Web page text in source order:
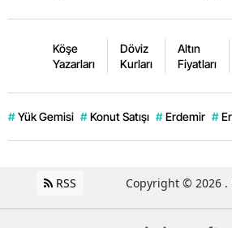
Köşe
Yazarları
Döviz
Kurları
Altın
Fiyatları
# Yük Gemisi # Konut Satışı # Erdemir #
RSS Copyright © 2026 .